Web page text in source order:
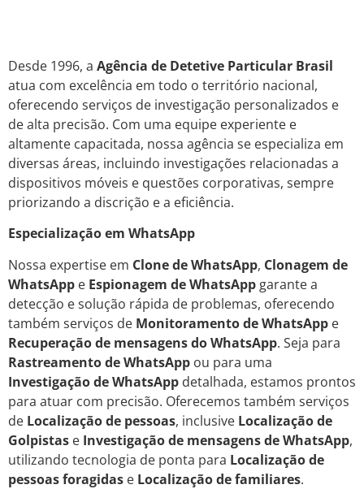
Desde 1996, a Agência de Detetive Particular Brasil
atua com excelência em todo o território nacional,
oferecendo serviços de investigação personalizados e
de alta precisão. Com uma equipe experiente e
altamente capacitada, nossa agência se especializa em
diversas áreas, incluindo investigações relacionadas a
dispositivos móveis e questões corporativas, sempre
priorizando a discrição e a eficiência.
Especialização em WhatsApp
Nossa expertise em Clone de WhatsApp, Clonagem de
WhatsApp e Espionagem de WhatsApp garante a
detecção e solução rápida de problemas, oferecendo
também serviços de Monitoramento de WhatsApp e
Recuperação de mensagens do WhatsApp. Seja para
Rastreamento de WhatsApp ou para uma
Investigação de WhatsApp detalhada, estamos prontos
para atuar com precisão. Oferecemos também serviços
de Localização de pessoas, inclusive Localização de
Golpistas e Investigação de mensagens de WhatsApp,
utilizando tecnologia de ponta para Localização de
pessoas foragidas e Localização de familiares.